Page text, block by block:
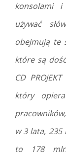
konsolami
używać
obejmują te
które są
CD
który
w 3 lata,
to 178